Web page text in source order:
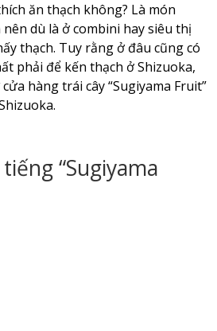
ăn thạch không? Là món
dù là ở combini hay siêu thị
thạch. Tuy rằng ở đâu cũng có
phải để kến thạch ở Shizuoka,
hàng trái cây “Sugiyama Fruit”
“Sugiyama